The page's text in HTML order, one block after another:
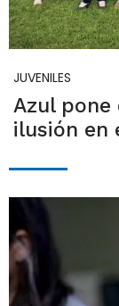
JUVENILES
Azul pone
ilusión en